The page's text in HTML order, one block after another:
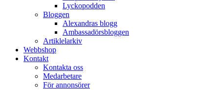
Lyckopodden
Bloggen
Alexandras blogg
Ambassadörsbloggen
Artiklelarkiv
Webbshop
Kontakt
Kontakta oss
Medarbetare
För annonsörer